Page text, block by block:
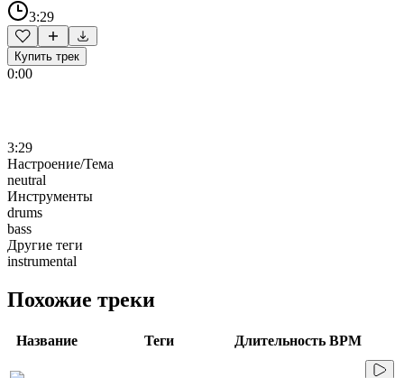
3:29
Купить трек
0:00
3:29
Настроение/Тема
neutral
Инструменты
drums
bass
Другие теги
instrumental
Похожие треки
Название Теги Длительность BPM